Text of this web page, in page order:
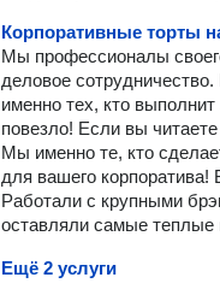
Корпоративные торты
Мы профессионалы
деловое
именно тех, кто
повезло! Если вы
Мы именно те, кто
для вашего
Работали с крупными
оставляли самые теплые
Ещё 2 услуги